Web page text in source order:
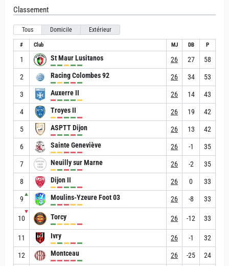
Classement
Tous Domicile Extérieur
# Club MJ DB P
1 St Maur Lusitanos 26 27 58
2 Racing Colombes 92 26 34 53
3 Auxerre II 26 14 43
4 Troyes II 26 19 42
5 ASPTT Dijon 26 13 42
6 Sainte Geneviève 26 -1 35
7 Neuilly sur Marne 26 -2 35
8 Dijon II 26 0 33
9
▲ Moulins-Yzeure Foot 03 26 -8 33
10
▼
Torcy 26 -12 33
11 Ivry 26 -1 32
12 Montceau 26 -25 24